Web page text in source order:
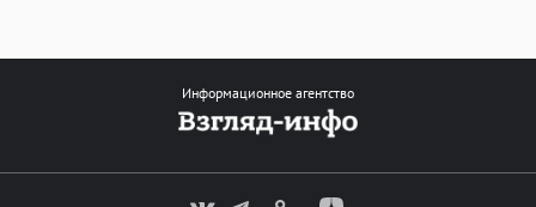
Информационное агентство